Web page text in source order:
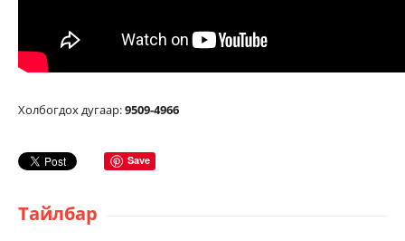
Холбогдох дугаар:9509-4966
Save
Тайлбар